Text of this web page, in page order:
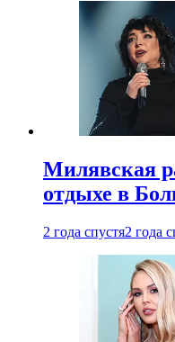
Милявская
отдыхе в
2 года спустя2 года